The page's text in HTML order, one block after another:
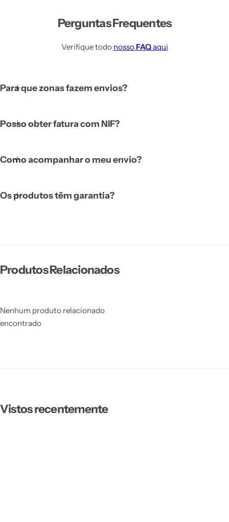
Perguntas Frequentes
Verifique todo nosso FAQaqui
Para que zonas fazem envios?
Posso obter fatura com NIF?
Como acompanhar o meu envio?
Os produtos têm garantia?
Produtos Relacionados
Nenhum produto relacionado
encontrado
Vistos recentemente